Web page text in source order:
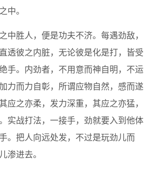
中。
中胜人，便是功夫不济。每遇劲敌，
透彼之内脏，无论彼是化是打，皆受
手。内劲者，不用意而神自明，不运
力而力自彰，所谓应物自然，感而遂
应之亦柔，发力深重，其应之亦猛，
实战打法，一接手，劲就要入到他体
。把人向远处发，不过是玩劲儿而
渗进去。